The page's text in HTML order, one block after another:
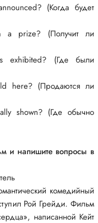
(Когда будет
prize? (Получит ли
exhibited? (Где были
here? (Продаются ли
shown? (Где обычно
и напишите вопросы в
комедийный
Рой Грейди. Фильм
написанной Кейт